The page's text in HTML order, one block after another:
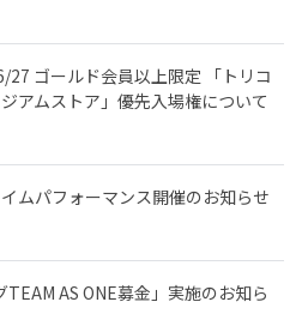
27 ゴールド会員以上限定 「トリコ
アムストア」優先入場権について
ムパフォーマンス開催のお知らせ
AS ONE募金」実施のお知ら